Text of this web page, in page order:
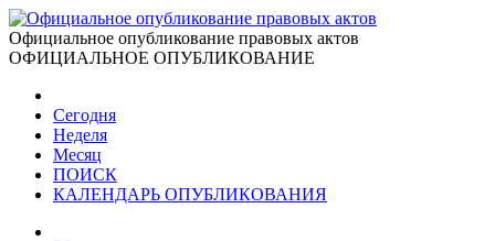
Официальное опубликование правовых актов
ОФИЦИАЛЬНОЕ ОПУБЛИКОВАНИЕ
Сегодня
Неделя
Месяц
ПОИСК
КАЛЕНДАРЬ ОПУБЛИКОВАНИЯ